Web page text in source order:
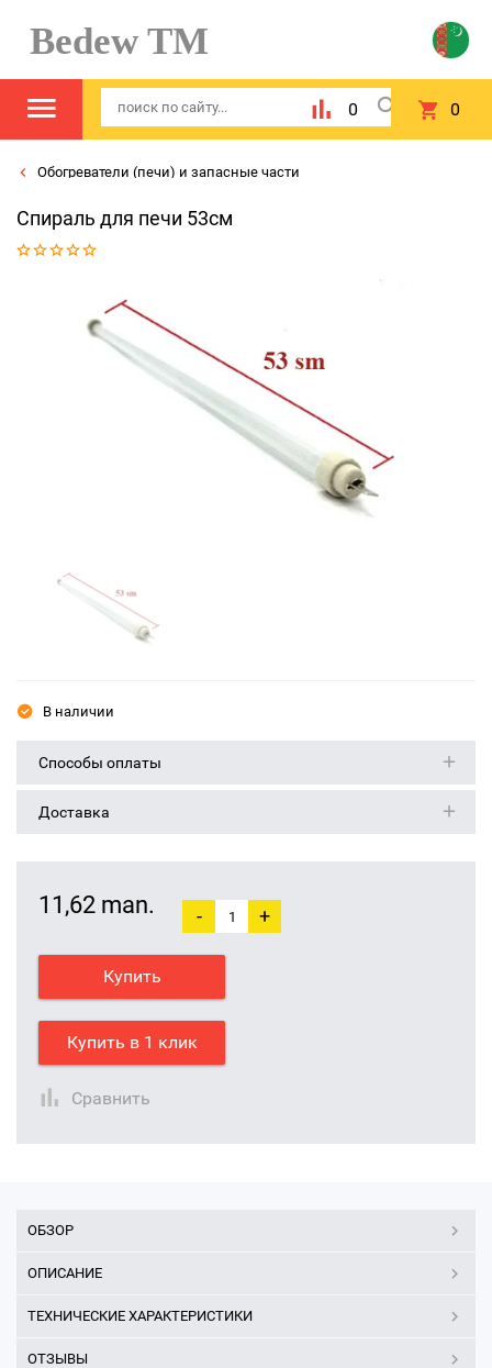
Bedew TM
0 0
Обогреватели (печи) и запасные части
Спираль для печи 53см
В наличии
Способы оплаты
Доставка
11,62 man. - +
Купить
Купить в 1 клик
Сравнить
ОБЗОР
ОПИСАНИЕ
ТЕХНИЧЕСКИЕ ХАРАКТЕРИСТИКИ
ОТЗЫВЫ